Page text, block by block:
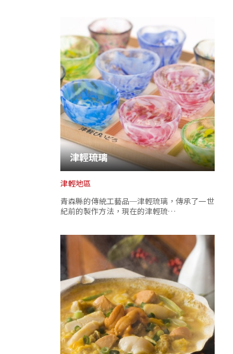
津輕琉璃
津輕地區
青森縣的傳統工藝品─津輕琉璃，傳承了一世
紀前的製作方法，現在的津輕琉…